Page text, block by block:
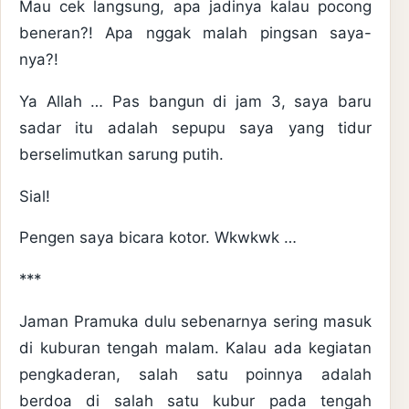
Mau cek langsung, apa jadinya kalau pocong
beneran?! Apa nggak malah pingsan saya-
nya?!
Ya Allah … Pas bangun di jam 3, saya baru
sadar itu adalah sepupu saya yang tidur
berselimutkan sarung putih.
Sial!
Pengen saya bicara kotor. Wkwkwk …
***
Jaman Pramuka dulu sebenarnya sering masuk
di kuburan tengah malam. Kalau ada kegiatan
pengkaderan, salah satu poinnya adalah
berdoa di salah satu kubur pada tengah